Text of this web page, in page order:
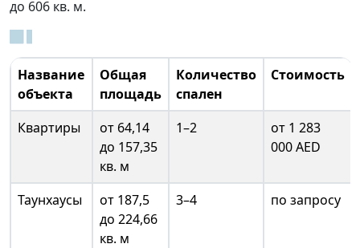
до 606 кв. м.
Название
объекта
Общая
площадь
Количество
спален
Стоимость
Квартиры
от 64,14
до 157,35
кв. м
1–2
от 1 283
000 AED
Таунхаусы
от 187,5
до 224,66
кв. м
3–4 по запросу